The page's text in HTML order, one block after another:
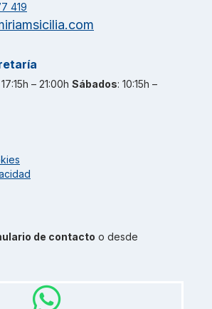
419
17:15h – 21:00h Sábados: 10:15h –
de contacto o desde